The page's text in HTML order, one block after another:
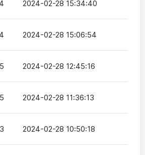
4 2024-02-28 15:34:40
4 2024-02-28 15:06:54
5 2024-02-28 12:45:16
5 2024-02-28 11:36:13
3 2024-02-28 10:50:18